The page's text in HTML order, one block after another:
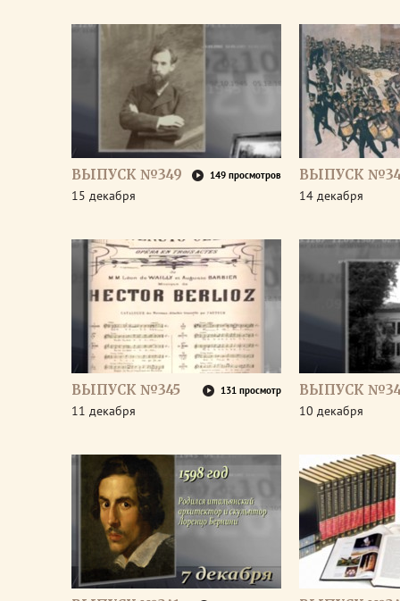
ВЫПУСК №349 149 просмотров
15 декабря
ВЫПУСК
14 декабря
ВЫПУСК №345 131 просмотр
11 декабря
ВЫПУСК
10 декабря